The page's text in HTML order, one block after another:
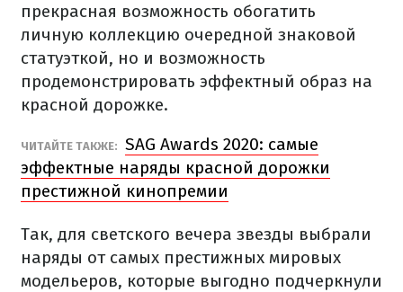
прекрасная возможность обогатить
личную коллекцию очередной знаковой
статуэткой, но и возможность
продемонстрировать эффектный образ на
красной дорожке.
ЧИТАЙТЕ ТАКЖЕ: SAG Awards 2020: самые
эффектные наряды красной дорожки
престижной кинопремии
Так, для светского вечера звезды выбрали
наряды от самых престижных мировых
модельеров, которые выгодно подчеркнули